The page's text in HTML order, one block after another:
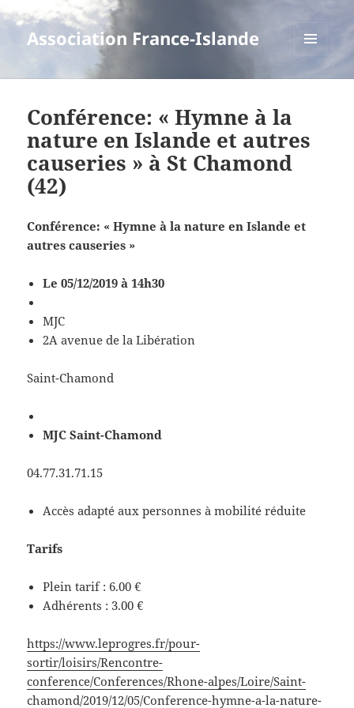
Association France-Islande
Conférence: « Hymne à la
nature en Islande et autres
causeries » à St Chamond
(42)
Conférence: « Hymne à la nature en Islande et
autres causeries »
Le 05/12/2019 à 14h30
MJC
2A avenue de la Libération
Saint-Chamond
MJC Saint-Chamond
04.77.31.71.15
Accès adapté aux personnes à mobilité réduite
Tarifs
Plein tarif : 6.00 €
Adhérents : 3.00 €
https://www.leprogres.fr/pour-
sortir/loisirs/Rencontre-
conference/Conferences/Rhone-alpes/Loire/Saint-
chamond/2019/12/05/Conference-hymne-a-la-nature-